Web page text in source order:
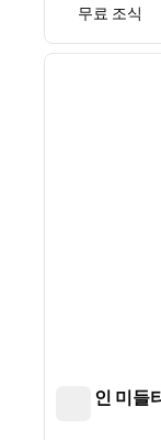
무료 조식
1/11
햄튼 인 미들